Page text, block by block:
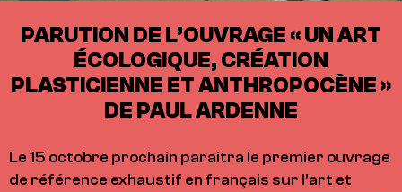
PARUTION DE L’OUVRAGE « UN ART
ÉCOLOGIQUE, CRÉATION
PLASTICIENNE ET ANTHROPOCÈNE »
DE PAUL ARDENNE
Le 15 octobre prochain paraitra le premier ouvrage
de référence exhaustif en français sur l’art et